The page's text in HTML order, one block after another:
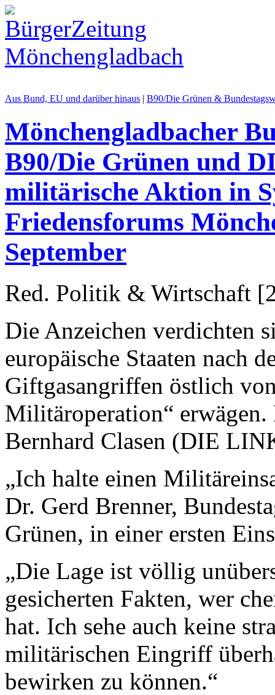
Aus Bund, EU und darüber hinaus | B90/Die Grünen &
Mönchengladbacher
B90/Die Grünen und
militärische Aktion in
Friedensforums
September
Red. Politik & Wirtschaft
Die Anzeichen verdichten
europäische Staaten nach
Giftgasangriffen östlich
Militäroperation“
Bernhard Clasen (DIE
„Ich halte einen
Dr. Gerd Brenner,
Grünen, in einer ersten
„Die Lage ist völlig
gesicherten Fakten, wer
hat. Ich sehe auch keine
militärischen Eingriff
bewirken zu können.“